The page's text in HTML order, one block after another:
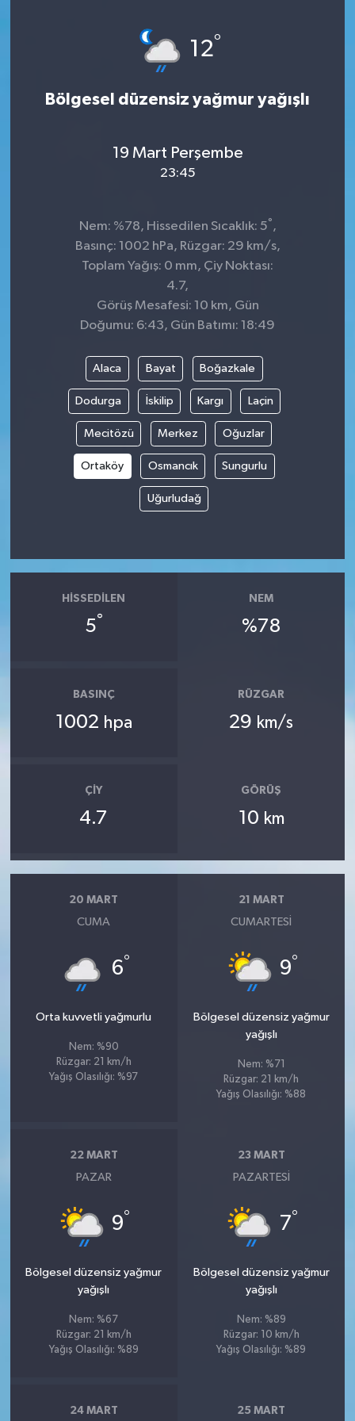
12°
Bölgesel düzensiz yağmur yağışlı
19 Mart Perşembe
23:45
Nem: %78, Hissedilen Sıcaklık: 5° ,
Basınç: 1002 hPa, Rüzgar: 29 km/s,
Toplam Yağış: 0 mm, Çiy Noktası:
4.7,
Görüş Mesafesi: 10 km, Gün
Doğumu: 6:43, Gün Batımı: 18:49
Alaca Bayat Boğazkale
Dodurga İskilip Kargı Laçin
Mecitözü Merkez Oğuzlar
Ortaköy Osmancık Sungurlu
Uğurludağ
HISSEDILEN
5°
NEM
%78
BASINÇ
1002 hpa
RÜZGAR
29 km/s
ÇIY
4.7
GÖRÜŞ
10 km
20 MART
CUMA
6°
Orta kuvvetli yağmurlu
Nem: %90
Rüzgar: 21 km/h
Yağış Olasılığı: %97
21 MART
CUMARTESI
9°
Bölgesel düzensiz yağmur
yağışlı
Nem: %71
Rüzgar: 21 km/h
Yağış Olasılığı: %88
22 MART
PAZAR
9°
Bölgesel düzensiz yağmur
yağışlı
Nem: %67
Rüzgar: 21 km/h
Yağış Olasılığı: %89
23 MART
PAZARTESI
7°
Bölgesel düzensiz yağmur
yağışlı
Nem: %89
Rüzgar: 10 km/h
Yağış Olasılığı: %89
24 MART 25 MART
Gündem
İlim & İrfan
KURDÎ
Sağlık & Yaşam
Spor
Yaşam